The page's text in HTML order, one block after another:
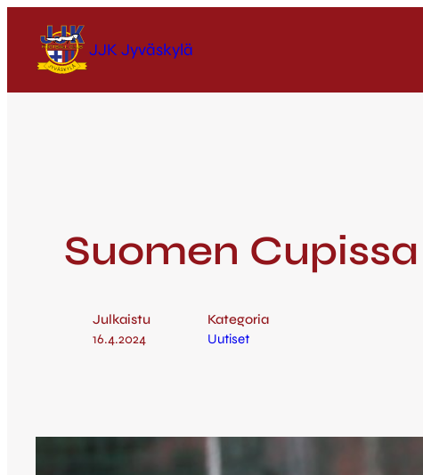
JJK Jyväskylä
Suomen
Julkaistu
16.4.2024
Kategoria
Uutiset